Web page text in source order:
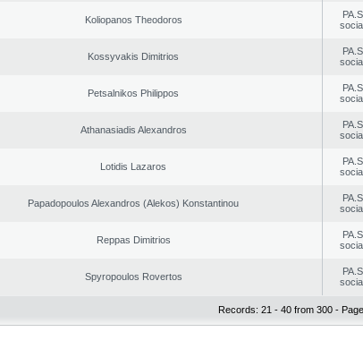
Koliopanos Theodoros
Kossyvakis Dimitrios
Petsalnikos Philippos
Athanasiadis Alexandros
Lotidis Lazaros
Papadopoulos Alexandros (Alekos) Konstantinou
Reppas Dimitrios
Spyropoulos Rovertos
Records: 21 - 40 from 300 -